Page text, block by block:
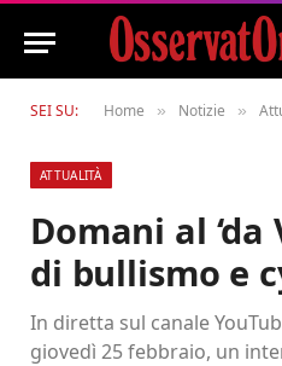
SEI SU: Home » Notizie »
ATTUALITÀ
Domani al ‘da
di bullismo e
In diretta sul canale
giovedì 25 febbraio, un